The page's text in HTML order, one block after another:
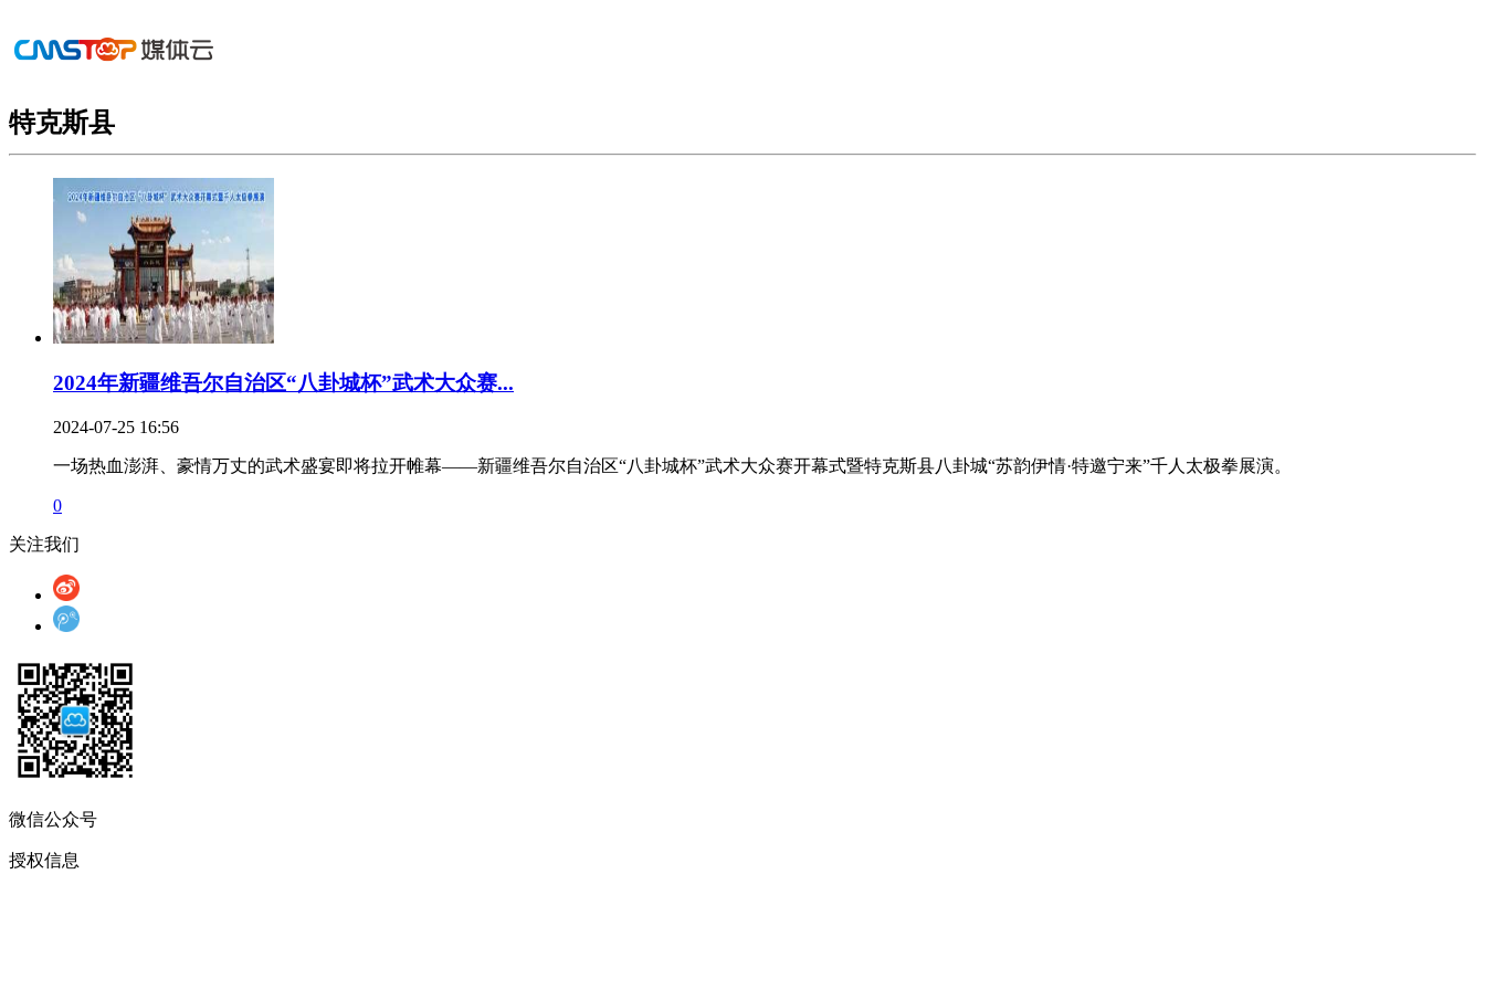
特克斯县
2024年新疆维吾尔自治区“八卦城杯”武术大众赛...
2024-07-25 16:56
一场热血澎湃、豪情万丈的武术盛宴即将拉开帷幕——新疆维吾尔自治区“八卦城杯”武术大众赛开幕式暨特克斯县八卦城“苏韵伊情·特邀宁来”千人太极拳展演。
0
关注我们
微信公众号
授权信息